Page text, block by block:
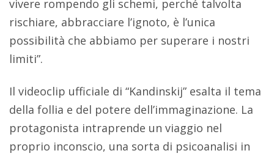
vivere rompendo gli schemi, perché talvolta
rischiare, abbracciare l’ignoto, è l’unica
possibilità che abbiamo per superare i nostri
limiti”.
Il videoclip ufficiale di “Kandinskij” esalta il tema
della follia e del potere dell’immaginazione. La
protagonista intraprende un viaggio nel
proprio inconscio, una sorta di psicoanalisi in